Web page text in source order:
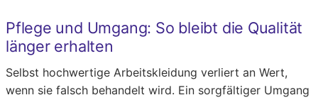
Pflege und Umgang: So bleibt die Qualität
länger erhalten
Selbst hochwertige Arbeitskleidung verliert an Wert,
wenn sie falsch behandelt wird. Ein sorgfältiger Umgang